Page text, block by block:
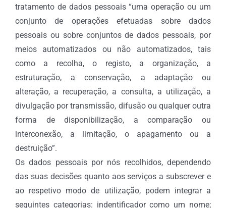
tratamento de dados pessoais “uma operação ou um
conjunto de operações efetuadas sobre dados
pessoais ou sobre conjuntos de dados pessoais, por
meios automatizados ou não automatizados, tais
como a recolha, o registo, a organização, a
estruturação, a conservação, a adaptação ou
alteração, a recuperação, a consulta, a utilização, a
divulgação por transmissão, difusão ou qualquer outra
forma de disponibilização, a comparação ou
interconexão, a limitação, o apagamento ou a
destruição”.
Os dados pessoais por nós recolhidos, dependendo
das suas decisões quanto aos serviços a subscrever e
ao respetivo modo de utilização, podem integrar a
seguintes categorias: indentificador como um nome;